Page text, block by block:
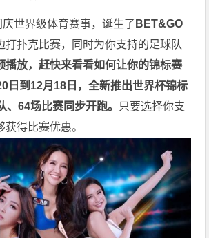
世界级体育赛事，诞生了 BET&GO
打扑克比赛，同时为你支持的足球队
播放，赶快来看看如何让你的锦标赛
日到12月18日，全新推出世界杯锦标
、64场比赛同步开跑。 只要选择你支
得比赛优惠。